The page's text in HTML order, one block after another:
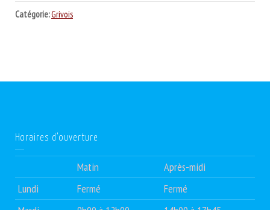
Catégorie:Grivois
Horaires d’ouverture
Matin
Après-midi
Lundi
Fermé
Fermé